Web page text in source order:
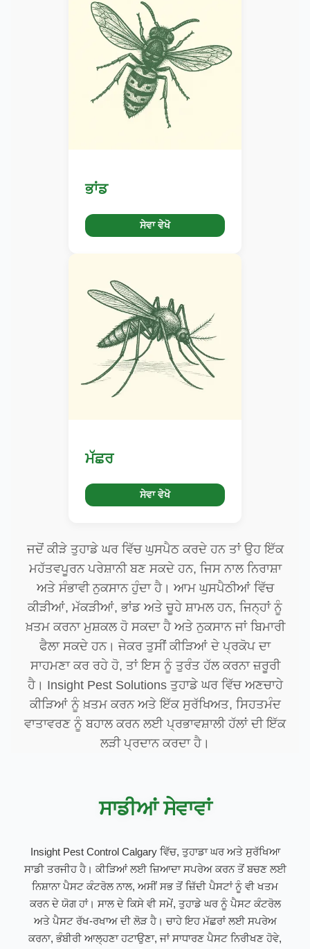
ਭਾਂਡ
ਸੇਵਾ ਵੇਖੋ
ਮੱਛਰ
ਸੇਵਾ ਵੇਖੋ
ਜਦੋਂ ਕੀੜੇ ਤੁਹਾਡੇ ਘਰ ਵਿੱਚ ਘੁਸਪੈਠ ਕਰਦੇ ਹਨ ਤਾਂ ਉਹ ਇੱਕ
ਮਹੱਤਵਪੂਰਨ ਪਰੇਸ਼ਾਨੀ ਬਣ ਸਕਦੇ ਹਨ, ਜਿਸ ਨਾਲ ਨਿਰਾਸ਼ਾ
ਅਤੇ ਸੰਭਾਵੀ ਨੁਕਸਾਨ ਹੁੰਦਾ ਹੈ। ਆਮ ਘੁਸਪੈਠੀਆਂ ਵਿੱਚ
ਕੀੜੀਆਂ, ਮੱਕੜੀਆਂ, ਭਾਂਡ ਅਤੇ ਚੂਹੇ ਸ਼ਾਮਲ ਹਨ, ਜਿਨ੍ਹਾਂ ਨੂੰ
ਖ਼ਤਮ ਕਰਨਾ ਮੁਸ਼ਕਲ ਹੋ ਸਕਦਾ ਹੈ ਅਤੇ ਨੁਕਸਾਨ ਜਾਂ ਬਿਮਾਰੀ
ਫੈਲਾ ਸਕਦੇ ਹਨ। ਜੇਕਰ ਤੁਸੀਂ ਕੀੜਿਆਂ ਦੇ ਪ੍ਰਕੋਪ ਦਾ
ਸਾਹਮਣਾ ਕਰ ਰਹੇ ਹੋ, ਤਾਂ ਇਸ ਨੂੰ ਤੁਰੰਤ ਹੱਲ ਕਰਨਾ ਜ਼ਰੂਰੀ
ਹੈ। Insight Pest Solutions ਤੁਹਾਡੇ ਘਰ ਵਿੱਚ ਅਣਚਾਹੇ
ਕੀੜਿਆਂ ਨੂੰ ਖ਼ਤਮ ਕਰਨ ਅਤੇ ਇੱਕ ਸੁਰੱਖਿਅਤ, ਸਿਹਤਮੰਦ
ਵਾਤਾਵਰਣ ਨੂੰ ਬਹਾਲ ਕਰਨ ਲਈ ਪ੍ਰਭਾਵਸ਼ਾਲੀ ਹੱਲਾਂ ਦੀ ਇੱਕ
ਲੜੀ ਪ੍ਰਦਾਨ ਕਰਦਾ ਹੈ।
ਸਾਡੀਆਂ ਸੇਵਾਵਾਂ
Insight Pest Control Calgary ਵਿੱਚ, ਤੁਹਾਡਾ ਘਰ ਅਤੇ ਸੁਰੱਖਿਆ
ਸਾਡੀ ਤਰਜੀਹ ਹੈ। ਕੀੜਿਆਂ ਲਈ ਜ਼ਿਆਦਾ ਸਪਰੇਅ ਕਰਨ ਤੋਂ ਬਚਣ ਲਈ
ਨਿਸ਼ਾਨਾ ਪੈਸਟ ਕੰਟਰੋਲ ਨਾਲ, ਅਸੀਂ ਸਭ ਤੋਂ ਜ਼ਿੱਦੀ ਪੈਸਟਾਂ ਨੂੰ ਵੀ ਖਤਮ
ਕਰਨ ਦੇ ਯੋਗ ਹਾਂ। ਸਾਲ ਦੇ ਕਿਸੇ ਵੀ ਸਮੇਂ, ਤੁਹਾਡੇ ਘਰ ਨੂੰ ਪੈਸਟ ਕੰਟਰੋਲ
ਅਤੇ ਪੈਸਟ ਰੱਖ-ਰਖਾਅ ਦੀ ਲੋੜ ਹੈ। ਚਾਹੇ ਇਹ ਮੱਛਰਾਂ ਲਈ ਸਪਰੇਅ
ਕਰਨਾ, ਭੰਬੀਰੀ ਆਲ੍ਹਣਾ ਹਟਾਉਣਾ, ਜਾਂ ਸਾਧਾਰਣ ਪੈਸਟ ਨਿਰੀਖਣ ਹੋਵੇ,